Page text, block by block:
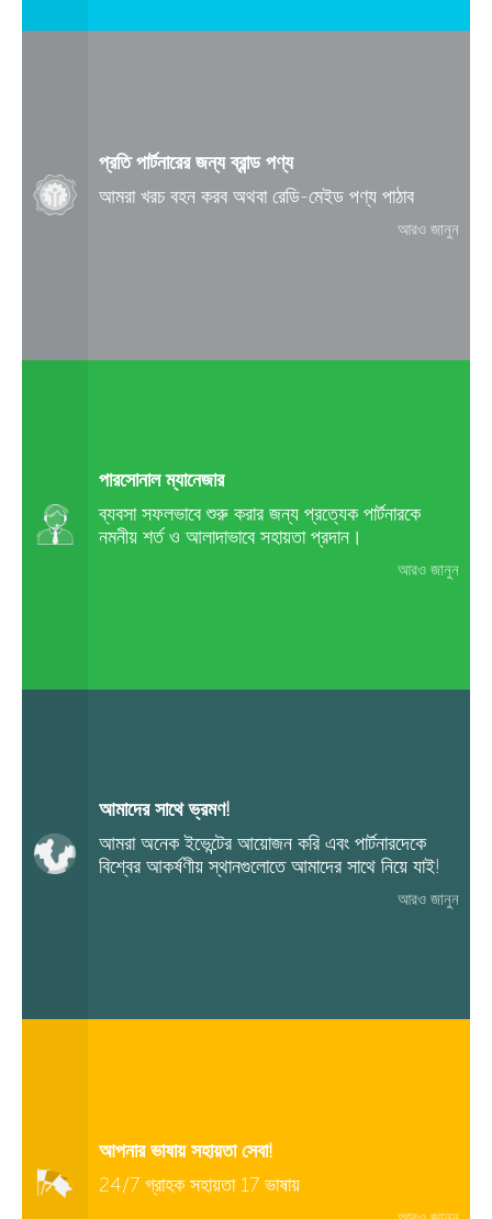
প্রতি পার্টনারের জন্য ব্রান্ড পণ্য
আমরা খরচ বহন করব অথবা রেডি-মেইড পণ্য পাঠাব
আরও জানুন
পারসোনাল ম্যানেজার
ব্যবসা সফলভাবে শুরু করার জন্য প্রত্যেক পার্টনারকে
নমনীয় শর্ত ও আলাদাভাবে সহায়তা প্রদান।
আরও জানুন
আমাদের সাথে ভ্রমণ!
আমরা অনেক ইভেন্টের আয়োজন করি এবং পার্টনারদেকে
বিশ্বের আকর্ষণীয় স্থানগুলোতে আমাদের সাথে নিয়ে যাই!
আরও জানুন
আপনার ভাষায় সহায়তা সেবা!
24/7 গ্রাহক সহায়তা 17 ভাষায়